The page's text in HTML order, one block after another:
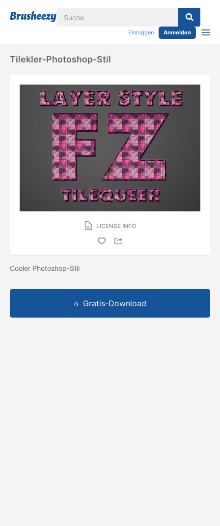
Einloggen Anmelden
Tilekler-Photoshop-Stil
LICENSE INFO
Cooler Photoshop-Stil
Gratis-Download